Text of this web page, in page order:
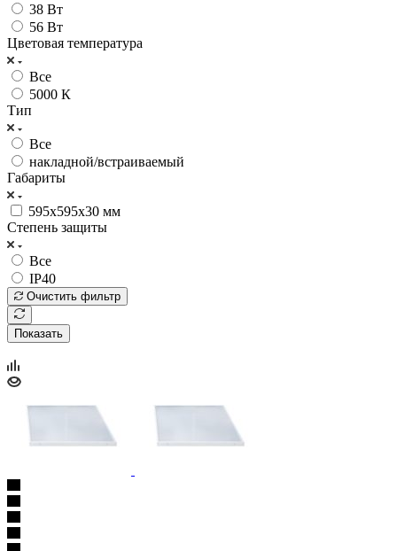
38 Вт
56 Вт
Цветовая температура
Все
5000 К
Тип
Все
накладной/встраиваемый
Габариты
595x595x30 мм
Степень защиты
Все
IP40
Очистить фильтр
Показать